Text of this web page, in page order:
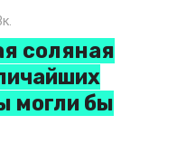
соляная
могли бы